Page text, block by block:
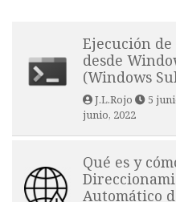
Ejecución
desde
(Windows
J.L.Rojo 5
junio, 2022
Qué es y
Automático